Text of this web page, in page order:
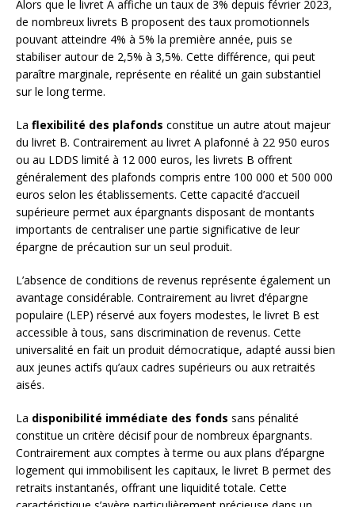
Alors que le livret A affiche un taux de 3% depuis février 2023,
de nombreux livrets B proposent des taux promotionnels
pouvant atteindre 4% à 5% la première année, puis se
stabiliser autour de 2,5% à 3,5%. Cette différence, qui peut
paraître marginale, représente en réalité un gain substantiel
sur le long terme.
La flexibilité des plafonds constitue un autre atout majeur
du livret B. Contrairement au livret A plafonné à 22 950 euros
ou au LDDS limité à 12 000 euros, les livrets B offrent
généralement des plafonds compris entre 100 000 et 500 000
euros selon les établissements. Cette capacité d’accueil
supérieure permet aux épargnants disposant de montants
importants de centraliser une partie significative de leur
épargne de précaution sur un seul produit.
L’absence de conditions de revenus représente également un
avantage considérable. Contrairement au livret d’épargne
populaire (LEP) réservé aux foyers modestes, le livret B est
accessible à tous, sans discrimination de revenus. Cette
universalité en fait un produit démocratique, adapté aussi bien
aux jeunes actifs qu’aux cadres supérieurs ou aux retraités
aisés.
La disponibilité immédiate des fonds sans pénalité
constitue un critère décisif pour de nombreux épargnants.
Contrairement aux comptes à terme ou aux plans d’épargne
logement qui immobilisent les capitaux, le livret B permet des
retraits instantanés, offrant une liquidité totale. Cette